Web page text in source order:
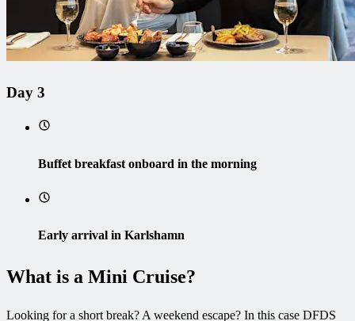
Day 3
Buffet breakfast onboard in the morning
Early arrival in Karlshamn
What is a Mini Cruise?
Looking for a short break? A weekend escape? In this case DFDS